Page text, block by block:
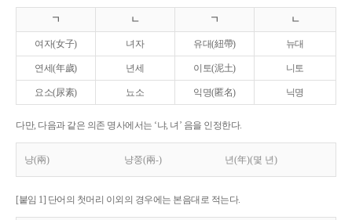
ㄱ ㄴ ㄱ ㄴ
여자(女子) 녀자 유대(紐帶) 뉴대
연세(年歲) 년세 이토(泥土) 니토
요소(尿素) 뇨소 익명(匿名) 닉명
다만, 다음과 같은 의존 명사에서는 ‘냐, 녀’ 음을 인정한다.
냥(兩) 냥쭝(兩-) 년(年)(몇 년)
[붙임 1] 단어의 첫머리 이외의 경우에는 본음대로 적는다.